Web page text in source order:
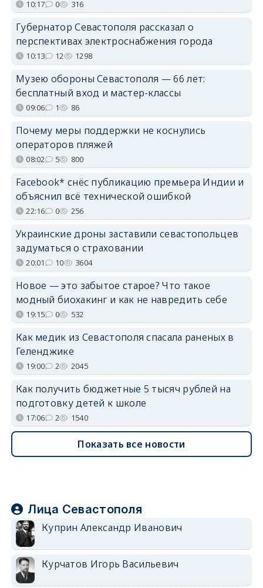
10:17 0 316
Губернатор Севастополя рассказал о
перспективах электроснабжения города
10:13 12 1298
Музею обороны Севастополя — 66 лет:
бесплатный вход и мастер-классы
09:06 1 86
Почему меры поддержки не коснулись
операторов пляжей
08:02 5 800
Facebook* снёс публикацию премьера Индии и
объяснил всё технической ошибкой
22:16 0 256
Украинские дроны заставили севастопольцев
задуматься о страховании
20:01 10 3604
Новое — это забытое старое? Что такое
модный биохакинг и как не навредить себе
19:15 0 532
Как медик из Севастополя спасала раненых в
Геленджике
19:00 2 2045
Как получить бюджетные 5 тысяч рублей на
подготовку детей к школе
17:06 2 1540
Показать все новости
Лица Севастополя
Куприн Александр Иванович
Курчатов Игорь Васильевич